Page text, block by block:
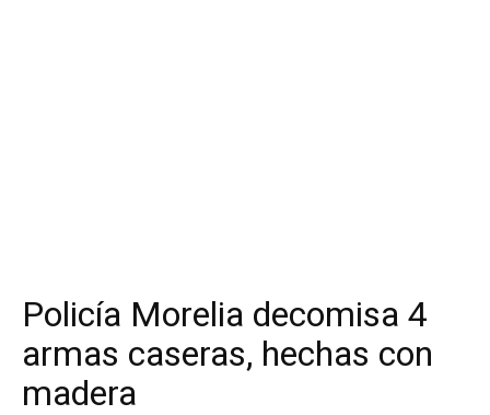
Policía Morelia decomisa 4
armas caseras, hechas con
madera